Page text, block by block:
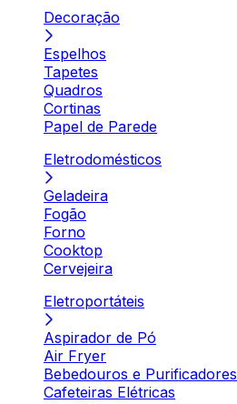
Decoração
Espelhos
Tapetes
Quadros
Cortinas
Papel de Parede
Eletrodomésticos
Geladeira
Fogão
Forno
Cooktop
Cervejeira
Eletroportáteis
Aspirador de Pó
Air Fryer
Bebedouros e Purificadores
Cafeteiras Elétricas